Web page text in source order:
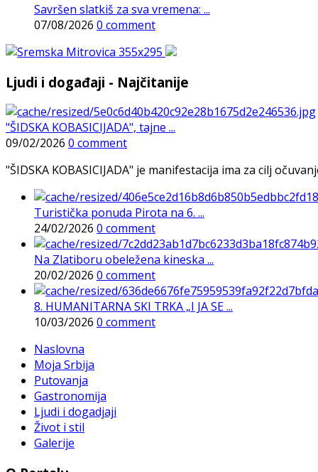
Savršen slatkiš za sva vremena: ...
07/08/2026 0 comment
Ljudi i događaji - Najčitanije
"ŠIDSKA KOBASICIJADA", tajne ...
09/02/2026 0 comment
"ŠIDSKA KOBASICIJADA" je manifestacija ima za cilj
Turistička ponuda Pirota na 6. ...
24/02/2026 0 comment
Na Zlatiboru obeležena kineska ...
20/02/2026 0 comment
8. HUMANITARNA SKI TRKA „I JA SE ...
10/03/2026 0 comment
Naslovna
Moja Srbija
Putovanja
Gastronomija
Ljudi i dogadjaji
Život i stil
Galerije